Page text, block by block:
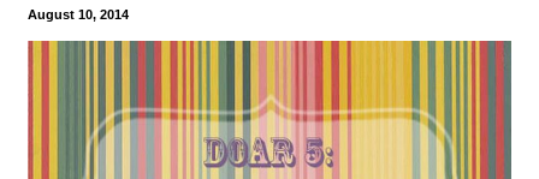
August 10, 2014